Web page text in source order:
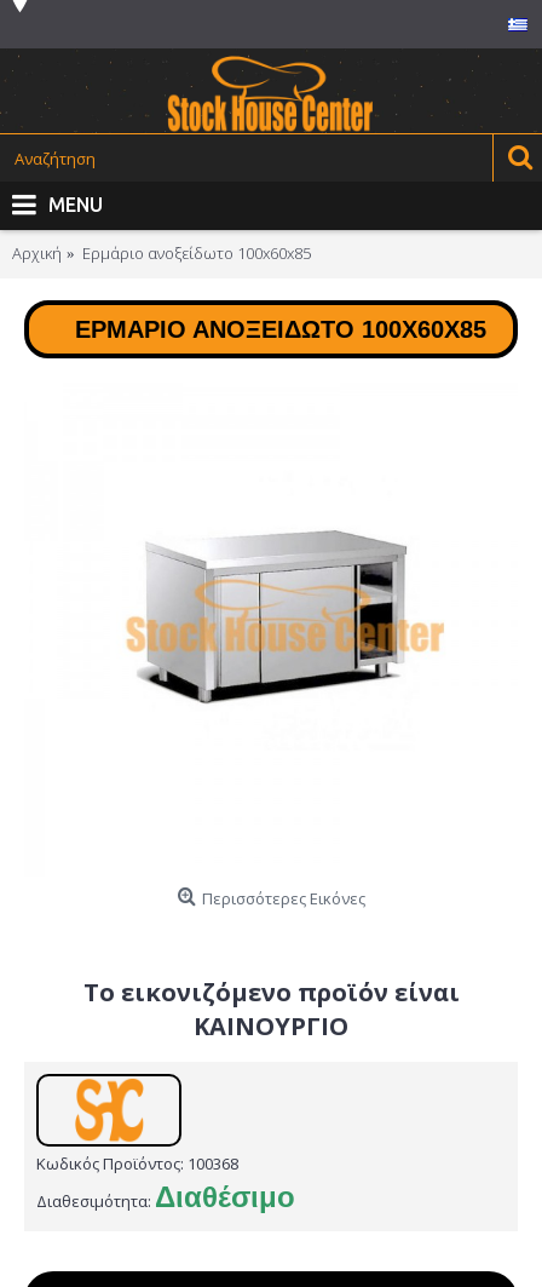
MENU
Αρχική Ερμάριο ανοξείδωτο 100x60x85
ΕΡΜΆΡΙΟ ΑΝΟΞΕΊΔΩΤΟ 100X60X85
Περισσότερες Εικόνες
Το εικονιζόμενο προϊόν είναι
ΚΑΙΝΟΥΡΓΙΟ
Κωδικός Προϊόντος: 100368
Διαθεσιμότητα: Διαθέσιμο